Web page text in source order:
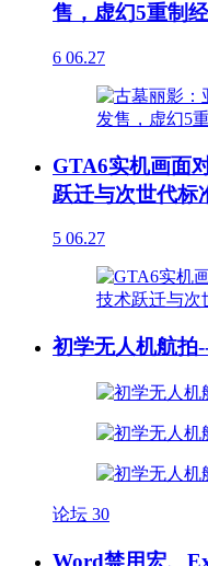
售，虚幻5重制
6 06.27
GTA6实机画面
跃迁与次世代标
5 06.27
初学无人机航拍
论坛 30
Word禁用宏、